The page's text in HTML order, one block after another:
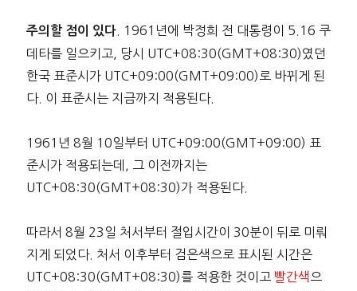
주의할 점이 있다. 1961년에 박정희 전 대통령이 5.16 쿠
데타를 일으키고, 당시 UTC+08:30(GMT+08:30)였던
한국 표준시가 UTC+09:00(GMT+09:00)로 바뀌게 된
다. 이 표준시는 지금까지 적용된다.
1961년 8월 10일부터 UTC+09:00(GMT+09:00) 표
준시가 적용되는데, 그 이전까지는
UTC+08:30(GMT+08:30)가 적용된다.
따라서 8월 23일 처서부터 절입시간이 30분이 뒤로 미뤄
지게 되었다. 처서 이후부터 검은색으로 표시된 시간은
UTC+08:30(GMT+08:30)를 적용한 것이고 빨간색 으